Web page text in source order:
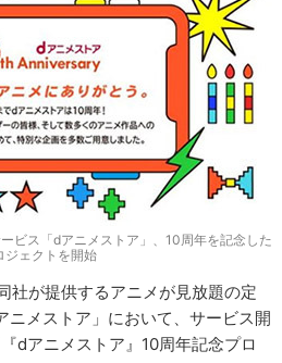
ビス「dアニメストア」、10周年を記念した
ジェクトを開始
社が提供するアニメが見放題の定
ニメストア」において、サービス開
dアニメストア』10周年記念プロ